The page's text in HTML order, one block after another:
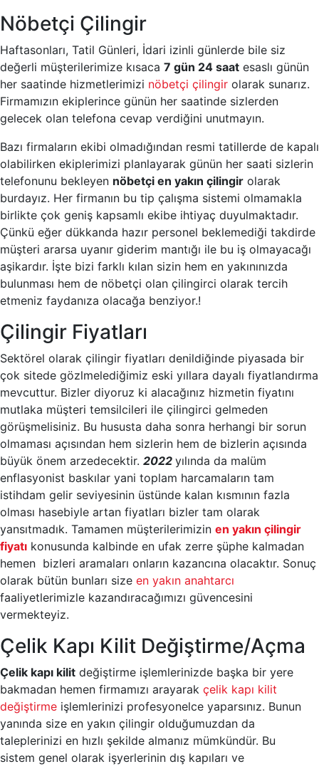
Nöbetçi Çilingir
Haftasonları, Tatil Günleri, İdari izinli günlerde bile siz
değerli müşterilerimize kısaca 7 gün 24 saat esaslı günün
her saatinde hizmetlerimizi nöbetçi çilingir olarak sunarız.
Firmamızın ekiplerince günün her saatinde sizlerden
gelecek olan telefona cevap verdiğini unutmayın.
Bazı firmaların ekibi olmadığından resmi tatillerde de kapalı
olabilirken ekiplerimizi planlayarak günün her saati sizlerin
telefonunu bekleyen nöbetçi en yakın çilingir olarak
burdayız. Her firmanın bu tip çalışma sistemi olmamakla
birlikte çok geniş kapsamlı ekibe ihtiyaç duyulmaktadır.
Çünkü eğer dükkanda hazır personel beklemediği takdirde
müşteri ararsa uyanır giderim mantığı ile bu iş olmayacağı
aşikardır. İşte bizi farklı kılan sizin hem en yakınınızda
bulunması hem de nöbetçi olan çilingirci olarak tercih
etmeniz faydanıza olacağa benziyor.!
Çilingir Fiyatları
Sektörel olarak çilingir fiyatları denildiğinde piyasada bir
çok sitede gözlmelediğimiz eski yıllara dayalı fiyatlandırma
mevcuttur. Bizler diyoruz ki alacağınız hizmetin fiyatını
mutlaka müşteri temsilcileri ile çilingirci gelmeden
görüşmelisiniz. Bu hususta daha sonra herhangi bir sorun
olmaması açısından hem sizlerin hem de bizlerin açısında
büyük önem arzedecektir. 2022 yılında da malüm
enflasyonist baskılar yani toplam harcamaların tam
istihdam gelir seviyesinin üstünde kalan kısmının fazla
olması hasebiyle artan fiyatları bizler tam olarak
yansıtmadık. Tamamen müşterilerimizin en yakın çilingir
fiyatı konusunda kalbinde en ufak zerre şüphe kalmadan
hemen bizleri aramaları onların kazancına olacaktır. Sonuç
olarak bütün bunları size en yakın anahtarcı
faaliyetlerimizle kazandıracağımızı güvencesini
vermekteyiz.
Çelik Kapı Kilit Değiştirme/Açma
Çelik kapı kilit değiştirme işlemlerinizde başka bir yere
bakmadan hemen firmamızı arayarak çelik kapı kilit
değiştirme işlemlerinizi profesyonelce yaparsınız. Bunun
yanında size en yakın çilingir olduğumuzdan da
taleplerinizi en hızlı şekilde almanız mümkündür. Bu
sistem genel olarak işyerlerinin dış kapıları ve